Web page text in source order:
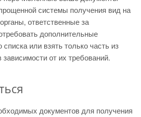
системы получения вид на
ответственные за
дополнительные
или взять только часть из
от их требований.
документов для получения